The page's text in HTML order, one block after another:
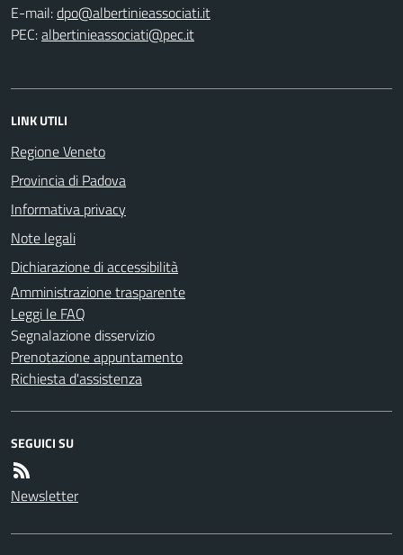
E-mail:
PEC:
LINK UTILI
Regione Veneto
Provincia di Padova
Informativa privacy
Note legali
Dichiarazione di accessibilità
Amministrazione trasparente
Leggi le FAQ
Segnalazione disservizio
Prenotazione appuntamento
Richiesta d'assistenza
SEGUICI SU
Newsletter